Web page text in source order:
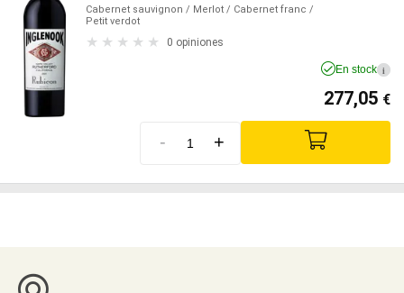
Cabernet sauvignon / Merlot / Cabernet franc /
Petit verdot
0 opiniones
En stock i
277,05 €
- +